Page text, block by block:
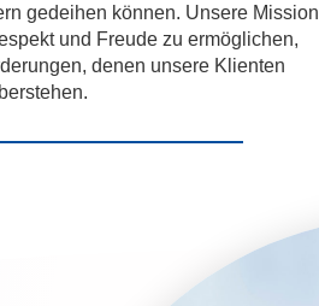
gedeihen können. Unsere Mission
und Freude zu ermöglichen,
denen unsere Klienten